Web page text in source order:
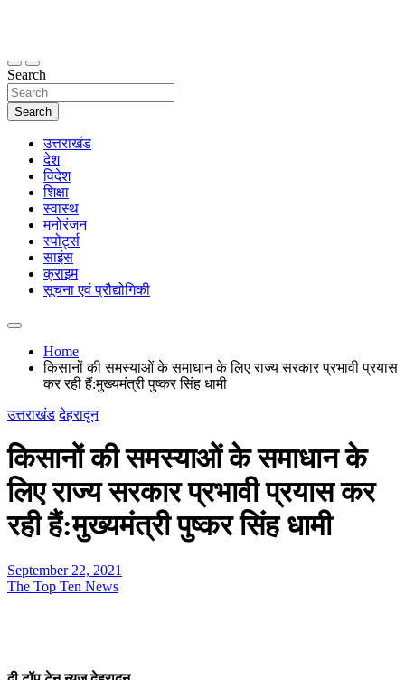
thetoptennews.com
Search
Search
उत्तराखंड
देश
विदेश
शिक्षा
स्वास्थ
मनोरंजन
स्पोर्ट्स
साइंस
क्राइम
सूचना एवं प्रौद्योगिकी
Home
किसानों की समस्याओं के समाधान के लिए राज्य सरकार प्रभावी प्रयास
कर रही हैं:मुख्यमंत्री पुष्कर सिंह धामी
उत्तराखंड देहरादून
किसानों की समस्याओं के समाधान के
लिए राज्य सरकार प्रभावी प्रयास कर
रही हैं:मुख्यमंत्री पुष्कर सिंह धामी
September 22, 2021
The Top Ten News